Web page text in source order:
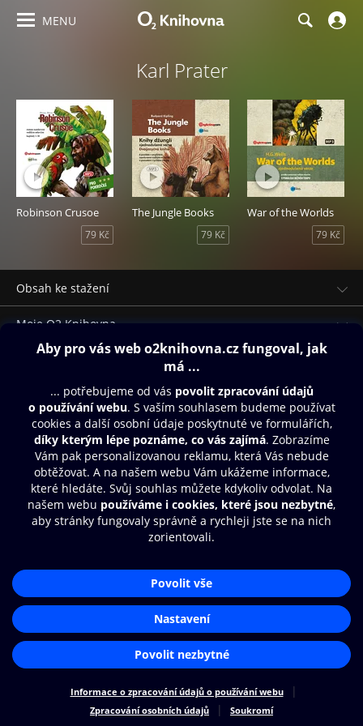
MENU
Karl Prater
Robinson Crusoe
79 Kč
The Jungle Books
79 Kč
War of the Worlds
79 Kč
Obsah ke stažení
Moje O2 Knihovna
Další zábava
© O2 Czech Republic a.s.
Nákupní řád
Přístupnost
Zásady zpracování osobních údajů
Cookies
Aplikace O2 Knihovna
Čti a poslouchej své e-knihy a
audioknihy rychleji a pohodlněji.